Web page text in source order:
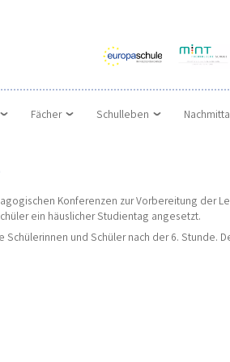
Fächer Schulleben
Konferenzen zur Vorbereitung der
ein häuslicher Studientag angesetzt.
und Schüler nach der 6. Stunde.